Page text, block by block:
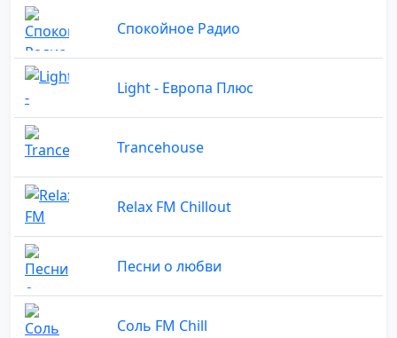
Спокойное Радио
Light - Европа Плюс
Trancehouse
Relax FM Chillout
Песни о любви
Соль FM Chill